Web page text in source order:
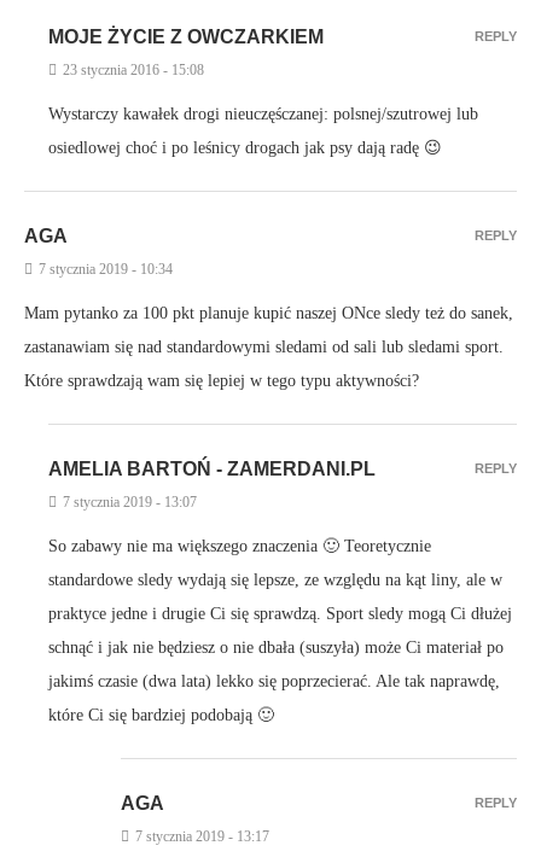
MOJE ŻYCIE Z OWCZARKIEM
23 stycznia 2016 - 15:08
Wystarczy kawałek drogi nieuczęśczanej: polsnej/szutrowej lub
osiedlowej choć i po leśnicy drogach jak psy dają radę 😉
REPLY
AGA
7 stycznia 2019 - 10:34
Mam pytanko za 100 pkt planuje kupić naszej ONce sledy też do sanek,
zastanawiam się nad standardowymi sledami od sali lub sledami sport.
Które sprawdzają wam się lepiej w tego typu aktywności?
REPLY
AMELIA BARTOŃ - ZAMERDANI.PL
7 stycznia 2019 - 13:07
So zabawy nie ma większego znaczenia 🙂 Teoretycznie
standardowe sledy wydają się lepsze, ze względu na kąt liny, ale w
praktyce jedne i drugie Ci się sprawdzą. Sport sledy mogą Ci dłużej
schnąć i jak nie będziesz o nie dbała (suszyła) może Ci materiał po
jakimś czasie (dwa lata) lekko się poprzecierać. Ale tak naprawdę,
które Ci się bardziej podobają 🙂
REPLY
AGA
7 stycznia 2019 - 13:17
REPLY